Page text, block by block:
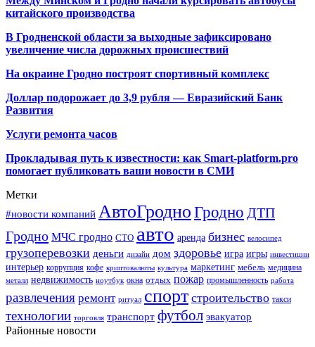
китайского производства
В Гродненской области за выходные зафиксировано
увеличение числа дорожных происшествий
На окраине Гродно построят спортивный комплекс
Доллар подорожает до 3,9 рубля — Евразийский Банк
Развития
Услуги ремонта часов
Прокладывая путь к известности: как Smart-platform.pro
помогает публиковать ваши новости в СМИ
Метки
#новости компаний АвтоГродноГродно ДТП
Гродно МЧС гродно СТО авто аренда бизнес велосипед
грузоперевозки деньги дизайн дом здоровье игра игры инвестиции
интерьер коррупция кофе криптовалюты культура маркетинг мебель медицина
металл недвижимость ноутбук окна отдых пожар промышленность работа
развлечения ремонт ритуал спорт строительство такси
технологии торговля транспорт футбол эвакуатор
Районные новости